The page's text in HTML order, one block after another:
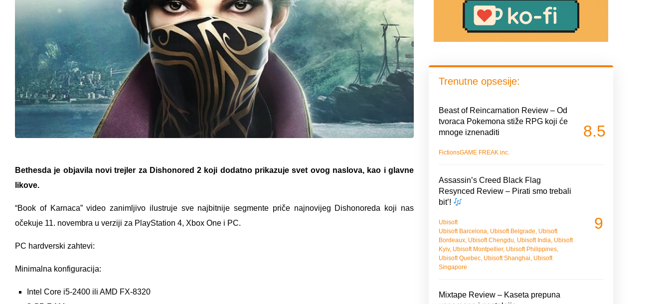
Bethesda je objavila novi trejler za Dishonored 2 koji dodatno prikazuje svet ovog naslova, kao i glavne
likove.
“Book of Karnaca” video zanimljivo ilustruje sve najbitnije segmente priče najnovijeg Dishonoreda koji nas
očekuje 11. novembra u verziji za PlayStation 4, Xbox One i PC.
PC hardverski zahtevi:
Minimalna konfiguracija:
Intel Core i5-2400 ili AMD FX-8320
Trenutne opsesije:
Beast of Reincarnation Review – Od
tvoraca Pokemona stiže RPG koji će
mnoge iznenaditi
FictionsGAME FREAK inc.
8.5
Assassin’s Creed Black Flag
Resynced Review – Pirati smo trebali
bit’!
Ubisoft
Ubisoft Barcelona, Ubisoft Belgrade, Ubisoft
Bordeaux, Ubisoft Chengdu, Ubisoft India, Ubisoft
Kyiv, Ubisoft Montpellier, Ubisoft Philippines,
Ubisoft Quebec, Ubisoft Shanghai, Ubisoft
Singapore
9
Mixtape Review – Kaseta prepuna